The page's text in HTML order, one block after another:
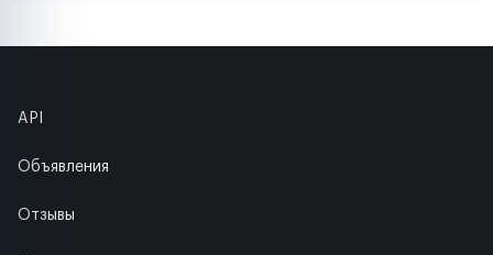
API
Объявления
Отзывы